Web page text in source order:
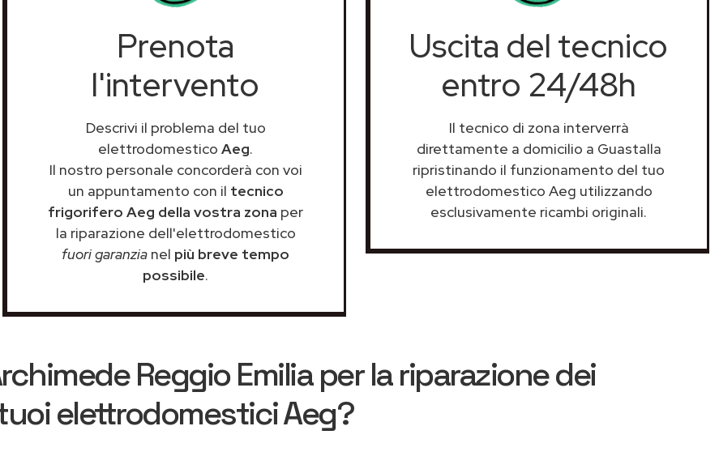
Prenota
l'intervento
Descrivi il problema del tuo
elettrodomestico Aeg.
Il nostro personale concorderà con voi
un appuntamento con il tecnico
frigorifero Aeg della vostra zona per
la riparazione dell'elettrodomestico
fuori garanzia nel più breve tempo
possibile.
Uscita del tecnico
entro 24/48h
Il tecnico di zona interverrà
direttamente a domicilio a Guastalla
ripristinando il funzionamento del tuo
elettrodomestico Aeg utilizzando
esclusivamente ricambi originali.
Reggio Emiliaper la riparazione dei
elettrodomestici Aeg?